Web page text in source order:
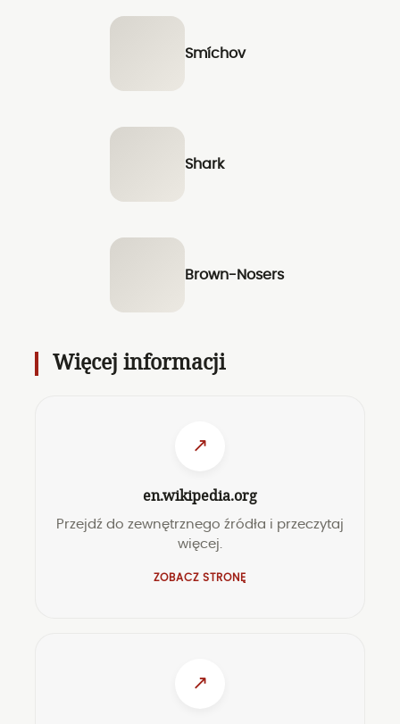
Smíchov
Shark
Brown-Nosers
Więcej informacji
↗
en.wikipedia.org
Przejdź do zewnętrznego źródła i przeczytaj
więcej.
ZOBACZ STRONĘ
↗